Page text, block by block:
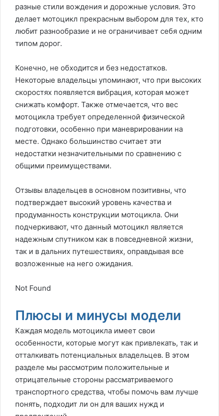
разные стили вождения и дорожные условия. Это
делает мотоцикл прекрасным выбором для тех, кто
любит разнообразие и не ограничивает себя одним
типом дорог.
Конечно, не обходится и без недостатков.
Некоторые владельцы упоминают, что при высоких
скоростях появляется вибрация, которая может
снижать комфорт. Также отмечается, что вес
мотоцикла требует определенной физической
подготовки, особенно при маневрировании на
месте. Однако большинство считает эти
недостатки незначительными по сравнению с
общими преимуществами.
Отзывы владельцев в основном позитивны, что
подтверждает высокий уровень качества и
продуманность конструкции мотоцикла. Они
подчеркивают, что данный мотоцикл является
надежным спутником как в повседневной жизни,
так и в дальних путешествиях, оправдывая все
возложенные на него ожидания.
Not Found
Плюсы и минусы модели
Каждая модель мотоцикла имеет свои
особенности, которые могут как привлекать, так и
отталкивать потенциальных владельцев. В этом
разделе мы рассмотрим положительные и
отрицательные стороны рассматриваемого
транспортного средства, чтобы помочь вам лучше
понять, подходит ли он для ваших нужд и